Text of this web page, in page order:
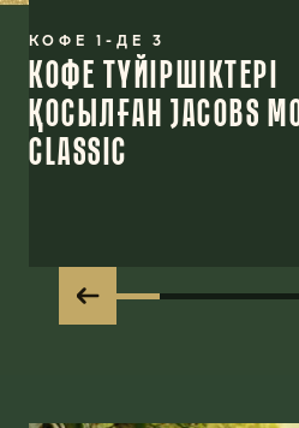
КОФЕ 1-ДЕ 3
КОФЕ ТҮЙІРШІКТЕРІ
ҚОСЫЛҒАН JACOBS
CLASSIC